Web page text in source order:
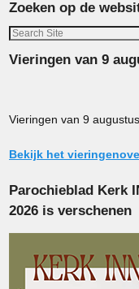
Zoeken op de
Vieringen van 9
Vieringen van 9
Bekijk het
Parochieblad Kerk
2026 is verschenen